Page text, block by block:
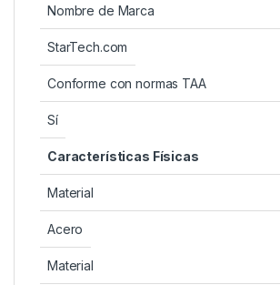
Nombre de Marca
StarTech.com
Conforme con normas TAA
Sí
Características Físicas
Material
Acero
Material